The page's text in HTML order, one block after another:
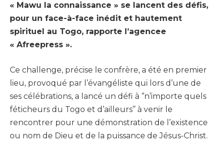
« Mawu la connaissance » se lancent des défis,
pour un face-à-face inédit et hautement
spirituel au Togo, rapporte l’agencee
« Afreepress ».
Ce challenge, précise le confrère, a été en premier
lieu, provoqué par l’évangéliste qui lors d’une de
ses célébrations, a lancé un défi à ‘’n’importe quels
féticheurs du Togo et d’ailleurs’’ à venir le
rencontrer pour une démonstration de l’existence
ou nom de Dieu et de la puissance de Jésus-Christ.